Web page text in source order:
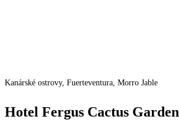
Kanárské ostrovy, Fuerteventura, Morro Jable
Hotel Fergus Cactus Garden